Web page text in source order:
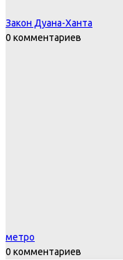
Закон Дуана-Ханта
0 комментариев
метро
0 комментариев